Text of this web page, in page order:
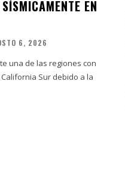
EN
6, 2026
una de las regiones con
Sur debido a la